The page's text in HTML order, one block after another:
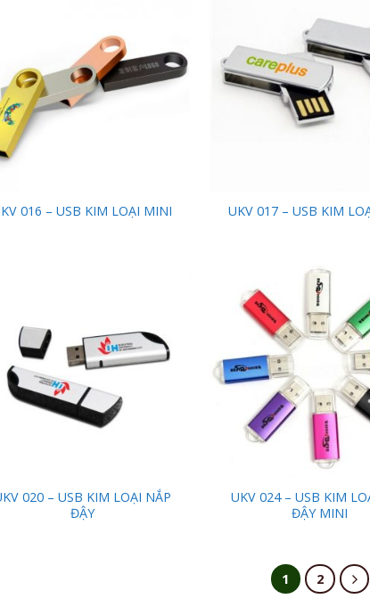
016 – USB KIM LOẠI MINI UKV 017 – USB KIM
020 – USB KIM LOẠI NẮP
ĐẬY
UKV 024 – USB KIM
ĐẬY MINI
1 2